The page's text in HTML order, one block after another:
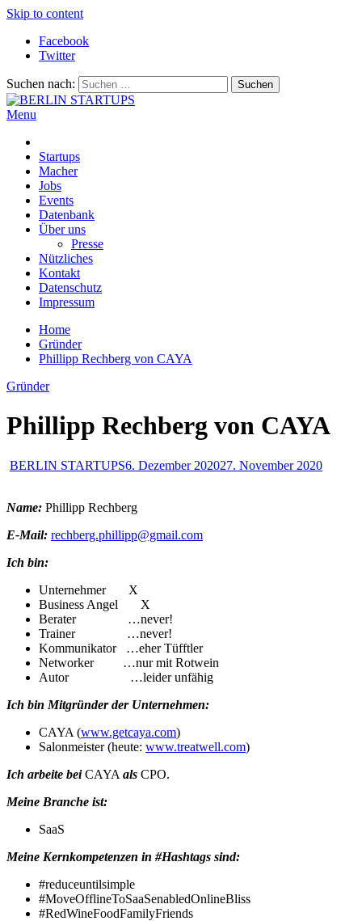
Skip to content
Facebook
Twitter
Suchen nach:
Menu
Startups
Macher
Jobs
Events
Datenbank
Über uns
Presse
Nützliches
Kontakt
Datenschutz
Impressum
Home
Gründer
Phillipp Rechberg von CAYA
Gründer
Phillipp Rechberg von CAYA
BERLIN STARTUPS6. Dezember 202027. November 2020
Name: Phillipp Rechberg
E-Mail: rechberg.phillipp@gmail.com
Ich bin:
Unternehmer X
Business Angel X
Berater …never!
Trainer …never!
Kommunikator …eher Tüfftler
Networker …nur mit Rotwein
Autor …leider unfähig
Ich bin Mitgründer der Unternehmen:
CAYA (www.getcaya.com)
Salonmeister (heute: www.treatwell.com)
Ich arbeite beiCAYA als CPO.
Meine Branche ist:
SaaS
Meine Kernkompetenzen in #Hashtags sind:
#reduceuntilsimple
#MoveOfflineToSaaSenabledOnlineBliss
#RedWineFoodFamilyFriends